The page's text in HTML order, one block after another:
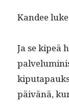
Kandee
Ja se kipeä
päivänä,